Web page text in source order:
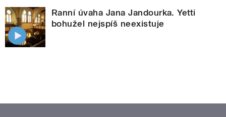
Ranní úvaha Jana Jandourka. Yetti
bohužel nejspíš neexistuje